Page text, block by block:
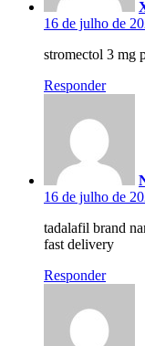
16 de julho de
stromectol 3 mg
Responder
16 de julho de
tadalafil brand
fast delivery
Responder